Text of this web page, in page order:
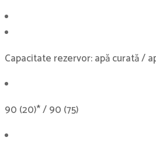
Capacitate rezervor: apă curată /
90 (20)* / 90 (75)